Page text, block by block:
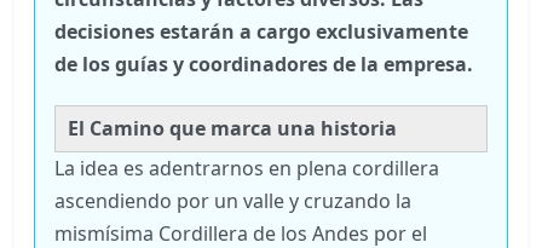
decisiones estarán a cargo exclusivamente
de los guías y coordinadores de la empresa.
El Camino que marca una historia
La idea es adentrarnos en plena cordillera
ascendiendo por un valle y cruzando la
mismísima Cordillera de los Andes por el